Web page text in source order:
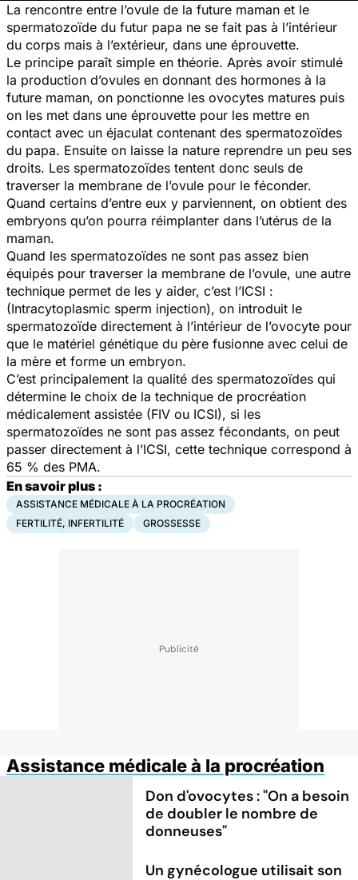
La rencontre entre l’ovule de la future maman et le
spermatozoïde du futur papa ne se fait pas à l’intérieur
du corps mais à l’extérieur, dans une éprouvette.
Le principe paraît simple en théorie. Après avoir stimulé
la production d’ovules en donnant des hormones à la
future maman, on ponctionne les ovocytes matures puis
on les met dans une éprouvette pour les mettre en
contact avec un éjaculat contenant des spermatozoïdes
du papa. Ensuite on laisse la nature reprendre un peu ses
droits. Les spermatozoïdes tentent donc seuls de
traverser la membrane de l’ovule pour le féconder.
Quand certains d’entre eux y parviennent, on obtient des
embryons qu’on pourra réimplanter dans l’utérus de la
maman.
Quand les spermatozoïdes ne sont pas assez bien
équipés pour traverser la membrane de l’ovule, une autre
technique permet de les y aider, c’est l’ICSI :
(Intracytoplasmic sperm injection), on introduit le
spermatozoïde directement à l’intérieur de l’ovocyte pour
que le matériel génétique du père fusionne avec celui de
la mère et forme un embryon.
C’est principalement la qualité des spermatozoïdes qui
détermine le choix de la technique de procréation
médicalement assistée (FIV ou ICSI), si les
spermatozoïdes ne sont pas assez fécondants, on peut
passer directement à l’ICSI, cette technique correspond à
65 % des PMA.
En savoir plus :
ASSISTANCE MÉDICALE À LA PROCRÉATION
FERTILITÉ, INFERTILITÉ
GROSSESSE
Assistance médicale à la procréation
Don d'ovocytes : "On a besoin
de doubler le nombre de
donneuses"
Un gynécologue utilisait son